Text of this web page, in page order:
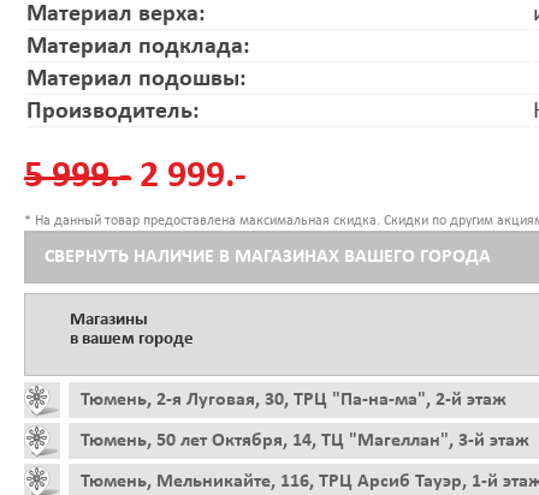
Материал верха:
Материал подклада:
Материал подошвы:
Производитель:
5 999.- 2 999.-
* На данный товар предоставлена максимальная скидка. Скидки по другим
СВЕРНУТЬ НАЛИЧИЕ В МАГАЗИНАХ ВАШЕГО ГОРОДА
Магазины
в вашем городе
Тюмень, 2-я Луговая, 30, ТРЦ "Па-на-ма", 2-й этаж
Тюмень, 50 лет Октября, 14, ТЦ "Магеллан", 3-й этаж
Тюмень, Мельникайте, 116, ТРЦ Арсиб Тауэр, 1-й